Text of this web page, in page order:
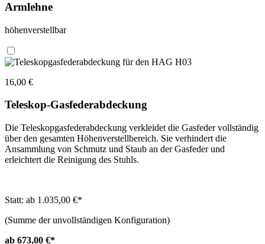
Armlehne
höhenverstellbar
16,00 €
Teleskop-Gasfederabdeckung
Die Teleskopgasfederabdeckung verkleidet die Gasfeder vollständig
über den gesamten Höhenverstellbereich. Sie verhindert die
Ansammlung von Schmutz und Staub an der Gasfeder und
erleichtert die Reinigung des Stuhls.
Statt: ab 1.035,00 €*
(Summe der unvollständigen Konfiguration)
ab 673,00 €*